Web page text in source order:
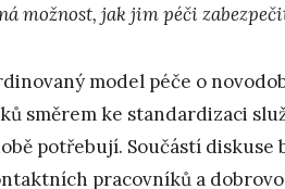
možnost, jak jim péči
model péče o
směrem ke standardizaci
potřebují. Součástí
pracovníků a